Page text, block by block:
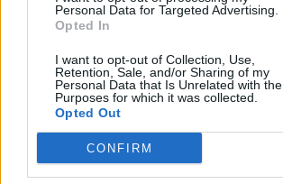
Personal Data for Targeted Advertising.
Opted In
I want to opt-out of Collection, Use,
Retention, Sale, and/or Sharing of my
Personal Data that Is Unrelated with the
Purposes for which it was collected.
Opted Out
CONFIRM